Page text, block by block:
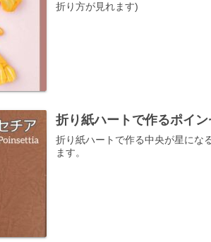
折り方が見れます)
折り紙ハートで作るポイ
折り紙ハートで作る中央が星にな
ます。